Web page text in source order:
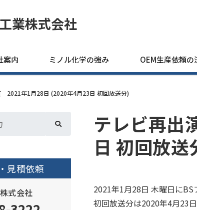
業株式会社
案内 ミノル化学の強み OEM生産依頼の
2021年1月28日 (2020年4月23日 初回放送分)
テレビ再
日 初回放送
2021年1月28日 木曜日に
初回放送分は2020年4月23
見積依頼
式会社